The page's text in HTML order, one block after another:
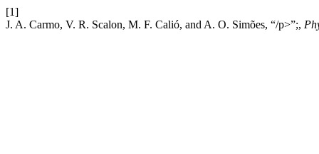
[1]
J. A. Carmo, V. R. Scalon, M. F. Calió, and A. O. Simões, “/p>”;,